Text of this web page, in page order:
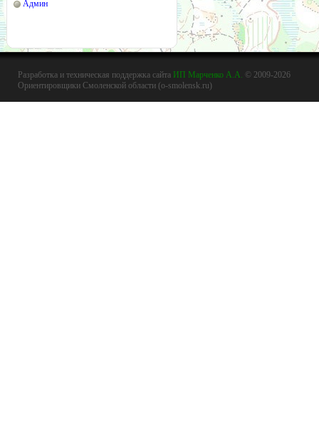
Админ
Разработка и техническая поддержка сайта ИП Марченко А.А. © 2009-2026
Ориентировщики Смоленской области (o-smolensk.ru)